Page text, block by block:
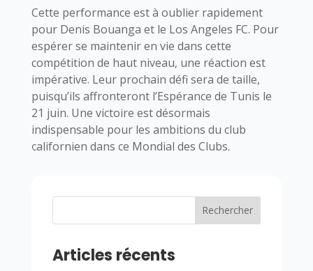
Cette performance est à oublier rapidement
pour Denis Bouanga et le Los Angeles FC. Pour
espérer se maintenir en vie dans cette
compétition de haut niveau, une réaction est
impérative. Leur prochain défi sera de taille,
puisqu’ils affronteront l’Espérance de Tunis le
21 juin. Une victoire est désormais
indispensable pour les ambitions du club
californien dans ce Mondial des Clubs.
Rechercher
Articles récents